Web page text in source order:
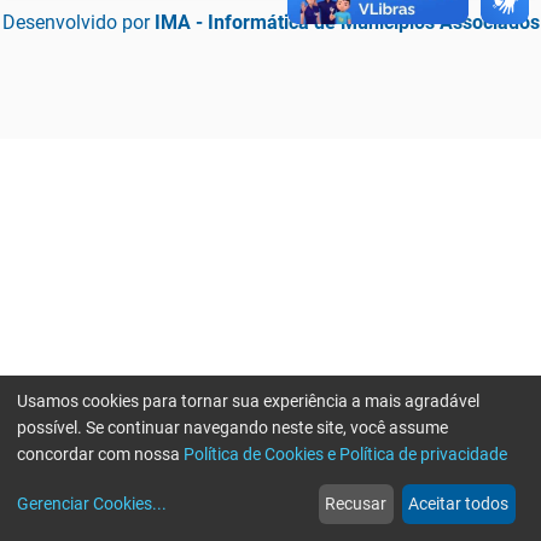
Desenvolvido por IMA - Informática de Municípios Associados
web
Notícias
more_horiz
Mais
Usamos cookies para tornar sua experiência a mais agradável
possível. Se continuar navegando neste site, você assume
concordar com nossa Política de Cookies e Política de privacidade
Gerenciar Cookies... Recusar Aceitar todos
Erro ao enviar informações, por favor tente novamente